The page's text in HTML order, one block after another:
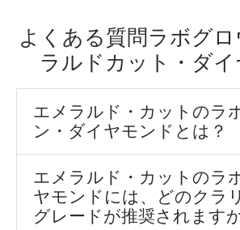
よくある質問ラボグ
ラルドカット・ダ
エメラルド・カットのラ
ン・ダイヤモンドとは？
エメラルド・カットのラ
ヤモンドには、どのクラ
グレードが推奨されます